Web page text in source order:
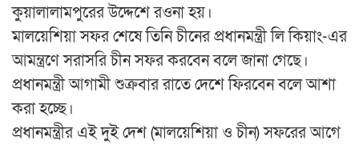
কুয়ালালামপুরের উদ্দেশে রওনা হয়।
মালয়েশিয়া সফর শেষে তিনি চীনের প্রধানমন্ত্রী লি কিয়াং-এর
আমন্ত্রণে সরাসরি চীন সফর করবেন বলে জানা গেছে।
প্রধানমন্ত্রী আগামী শুক্রবার রাতে দেশে ফিরবেন বলে আশা
করা হচ্ছে।
প্রধানমন্ত্রীর এই দুই দেশ (মালয়েশিয়া ও চীন) সফরের আগে